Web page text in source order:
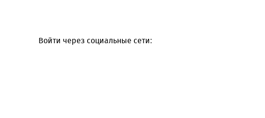
Войти через социальные сети: